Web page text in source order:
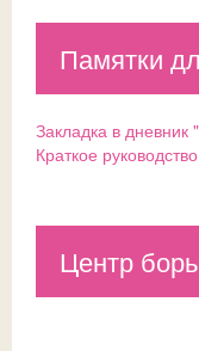
Памятки
Закладка в
Краткое
Центр